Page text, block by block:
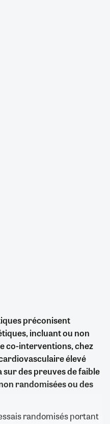
préconisent
incluant ou non
co-interventions, chez
élevé
des preuves de faible
randomisées ou des
randomisés portant